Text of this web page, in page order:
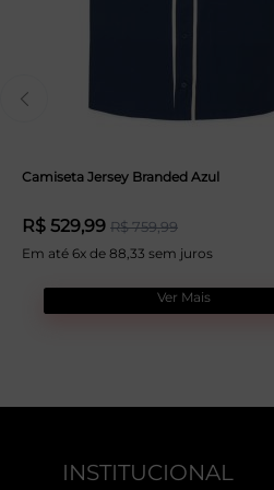
Camiseta Jersey Branded Azul
R$ 529,99 R$ 759,99
Em até 6x de 88,33 sem juros
Ver Mais
INSTITUCIONAL